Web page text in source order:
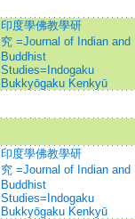
印度學佛教學研
究 =Journal of Indian and
Buddhist
Studies=Indogaku
Bukkyōgaku Kenkyū
印度學佛教學研
究 =Journal of Indian and
Buddhist
Studies=Indogaku
Bukkyōgaku Kenkyū